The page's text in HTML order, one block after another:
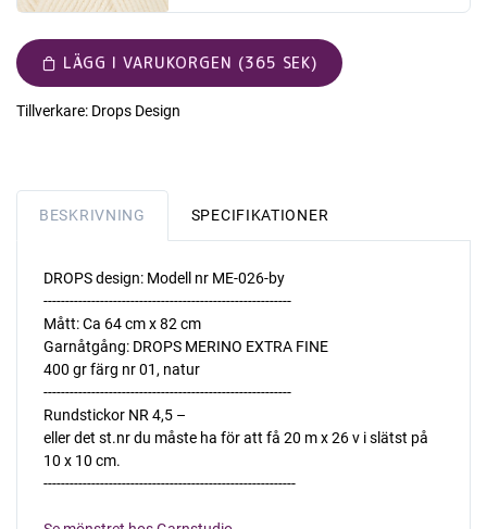
LÄGG I VARUKORGEN (365 SEK)
Tillverkare: Drops Design
BESKRIVNING SPECIFIKATIONER
DROPS design: Modell nr ME-026-by
---------------------------------------------------------
Mått: Ca 64 cm x 82 cm
Garnåtgång: DROPS MERINO EXTRA FINE
400 gr färg nr 01, natur
---------------------------------------------------------
Rundstickor NR 4,5 –
eller det st.nr du måste ha för att få 20 m x 26 v i slätst på
10 x 10 cm.
----------------------------------------------------------